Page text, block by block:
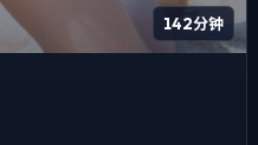
142分钟